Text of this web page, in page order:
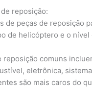
reposição:
de peças de reposição
de helicóptero e o nível
reposição comuns
eletrônica,
são mais caros do